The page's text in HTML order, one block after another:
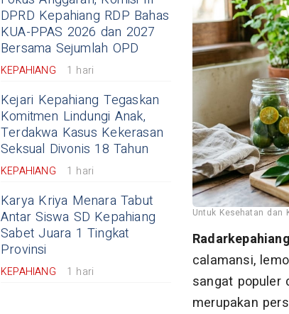
DPRD Kepahiang RDP Bahas
KUA-PPAS 2026 dan 2027
Bersama Sejumlah OPD
KEPAHIANG 1 hari
Kejari Kepahiang Tegaskan
Komitmen Lindungi Anak,
Terdakwa Kasus Kekerasan
Seksual Divonis 18 Tahun
KEPAHIANG 1 hari
Karya Kriya Menara Tabut
Antar Siswa SD Kepahiang
Sabet Juara 1 Tingkat
Provinsi
KEPAHIANG 1 hari
Untuk Kesehatan dan
calamansi,
sangat populer
merupakan